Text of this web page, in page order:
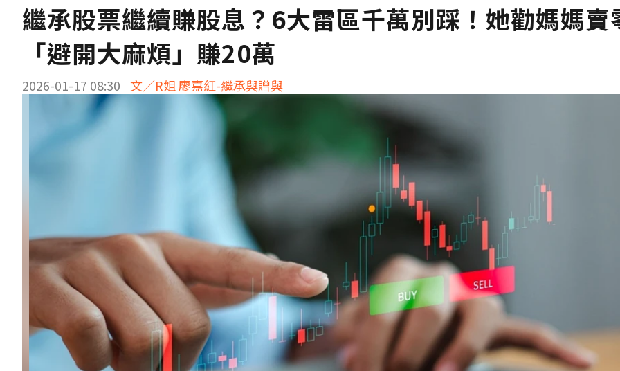
繼承股票繼續賺股息？6大雷區千萬別踩！她勸媽媽賣
「避開大麻煩」賺20萬
2026-01-17 08:30 文／R姐 廖嘉紅-繼承與贈與